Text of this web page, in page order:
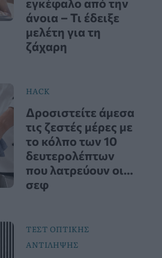
εγκέφαλο από την
άνοια – Τι έδειξε
μελέτη για τη
ζάχαρη
HACK
Δροσιστείτε άμεσα
τις ζεστές μέρες με
το κόλπο των 10
δευτερολέπτων
που λατρεύουν οι…
σεφ
ΤΕΣΤ ΟΠΤΙΚΗΣ
ΑΝΤΙΛΗΨΗΣ